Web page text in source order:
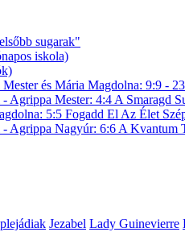
sugarak"
iskola)
és Mária Magdolna: 9:9 -
Mester: 4:4 A Smaragd
5:5 Fogadd El Az Élet
Nagyúr: 6:6 A Kvantum
plejádiak Jezabel Lady Guinevierre